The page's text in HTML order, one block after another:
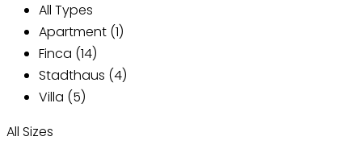
All Types
Apartment (1)
Finca (14)
Stadthaus (4)
Villa (5)
All Sizes